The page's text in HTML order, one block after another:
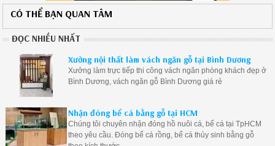
CÓ THỂ BẠN QUAN TÂM
ĐỌC NHIỀU NHẤT
Xưởng nội thất làm vách ngăn gỗ tại Bình Dương
Xưởng làm trực tiếp thi công vách ngăn phòng khách đẹp ở
Bình Dương, vách ngăn gỗ Bình Dương giá rẻ
Nhận đóng bể cá bằng gỗ tại HCM
Chúng tôi chuyên nhận đóng hồ nuôi cá, bể cá tại TpHCM
theo yêu cầu. Đóng bể cá rồng, bể cá thủy sinh bằng gỗ